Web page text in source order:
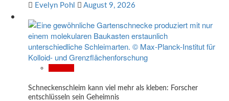
Evelyn Pohl August 9, 2026
Schneckenschleim kann viel mehr als kleben: Forscher
entschlüsseln sein Geheimnis